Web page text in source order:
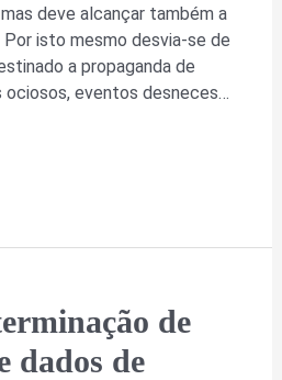
deve alcançar também a
isto mesmo desvia-se de
a propaganda de
ociosos, eventos desneces…
de
dados de